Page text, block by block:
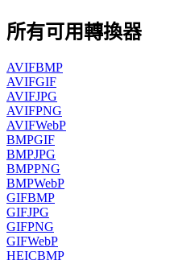
所有可用轉換器
AVIFBMP
AVIFGIF
AVIFJPG
AVIFPNG
AVIFWebP
BMPGIF
BMPJPG
BMPPNG
BMPWebP
GIFBMP
GIFJPG
GIFPNG
GIFWebP
HEICBMP